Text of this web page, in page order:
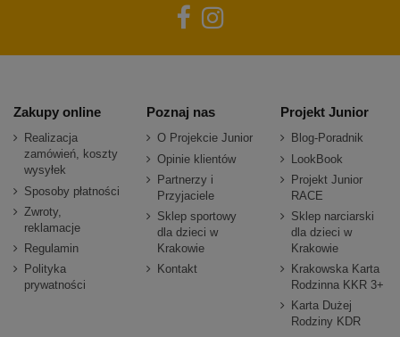
Zakupy online
Realizacja
zamówień, koszty
wysyłek
Sposoby płatności
Zwroty,
reklamacje
Regulamin
Polityka
prywatności
Poznaj nas
O Projekcie Junior
Opinie klientów
Partnerzy i
Przyjaciele
Sklep sportowy
dla dzieci w
Krakowie
Kontakt
Projekt Junior
Blog-Poradnik
LookBook
Projekt Junior
RACE
Sklep narciarski
dla dzieci w
Krakowie
Krakowska Karta
Rodzinna KKR 3+
Karta Dużej
Rodziny KDR